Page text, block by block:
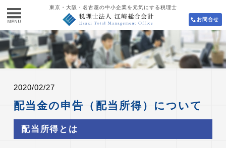
東京・大阪・名古屋の中小企業を元気にする税理士
お問合せ
2020/02/27
配当金の申告（配当所得）について
配当所得とは